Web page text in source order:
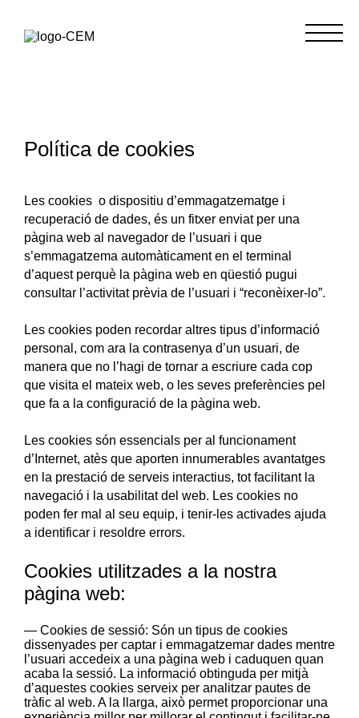
Política de cookies
Les cookies o dispositiu d’emmagatzematge i
recuperació de dades, és un fitxer enviat per una
pàgina web al navegador de l’usuari i que
s’emmagatzema automàticament en el terminal
d’aquest perquè la pàgina web en qüestió pugui
consultar l’activitat prèvia de l’usuari i “reconèixer-lo”.
Les cookies poden recordar altres tipus d’informació
personal, com ara la contrasenya d’un usuari, de
manera que no l’hagi de tornar a escriure cada cop
que visita el mateix web, o les seves preferències pel
que fa a la configuració de la pàgina web.
Les cookies són essencials per al funcionament
d’Internet, atès que aporten innumerables avantatges
en la prestació de serveis interactius, tot facilitant la
navegació i la usabilitat del web. Les cookies no
poden fer mal al seu equip, i tenir-les activades ajuda
a identificar i resoldre errors.
Cookies utilitzades a la nostra
pàgina web:
Cookies de sessió: Són un tipus de cookies
dissenyades per captar i emmagatzemar dades mentre
l’usuari accedeix a una pàgina web i caduquen quan
acaba la sessió. La informació obtinguda per mitjà
d’aquestes cookies serveix per analitzar pautes de
tràfic al web. A la llarga, això permet proporcionar una